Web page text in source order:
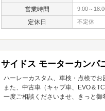
営業時間 9:00～
定休日 不定休
サイドス モーターカンパ
ハーレーカスタム、車検・点検でお
また、中古車（キャブ車、EVO＆
一度ご相談くださいませ、きっと御